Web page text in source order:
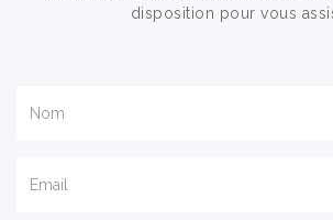
disposition pour vous